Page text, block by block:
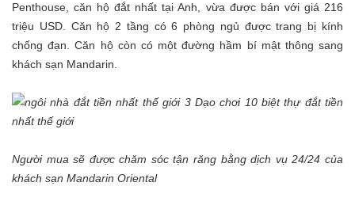
Penthouse, căn hộ đắt nhất tại Anh, vừa được bán với giá 216
triệu USD. Căn hộ 2 tầng có 6 phòng ngủ được trang bị kính
chống đạn. Căn hộ còn có một đường hầm bí mật thông sang
khách sạn Mandarin.
Người mua sẽ được chăm sóc tận răng bằng dịch vụ 24/24 của
khách sạn Mandarin Oriental